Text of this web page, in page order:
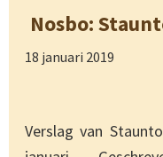
Nosbo:
18 januari 2019
Verslag van